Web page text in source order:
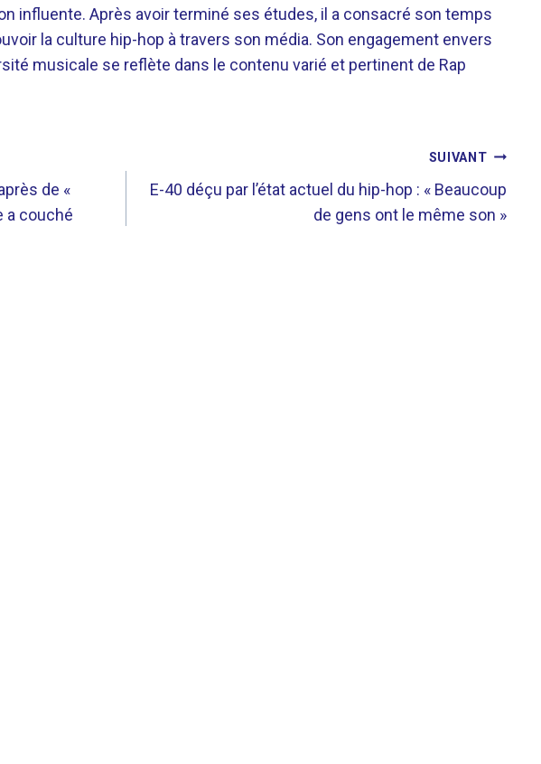
influente. Après avoir terminé ses études, il a consacré son temps
la culture hip-hop à travers son média. Son engagement envers
musicale se reflète dans le contenu varié et pertinent de Rap
de «
a couché
SUIVANT
E-40 déçu par l’état actuel du hip-hop : « Beaucoup
de gens ont le même son »